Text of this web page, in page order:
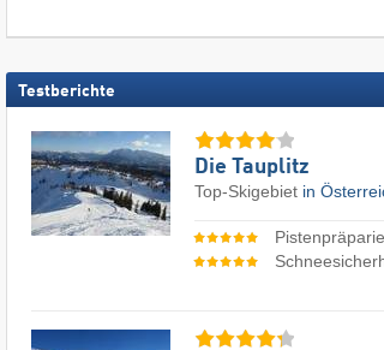
Testberichte
Die Tauplitz
Top-Skigebiet in